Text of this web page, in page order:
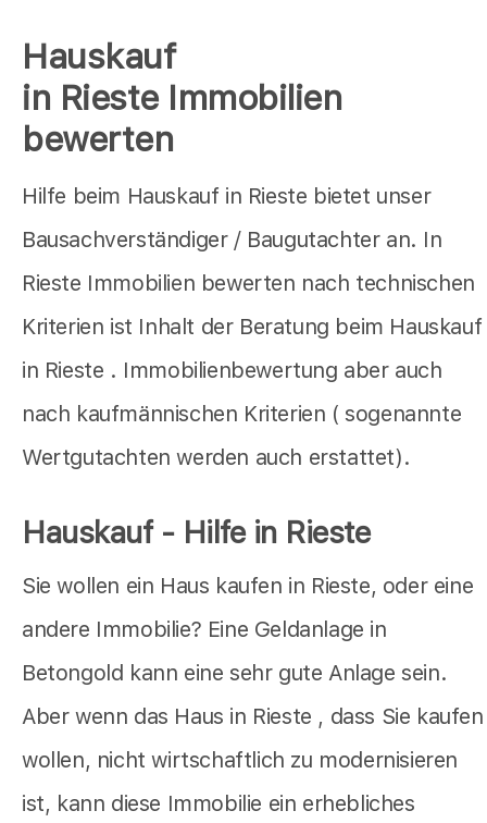
Hauskauf
in Rieste Immobilien
bewerten
Hilfe beim Hauskauf in Rieste bietet unser
Bausachverständiger / Baugutachter an. In
Rieste Immobilien bewerten nach technischen
Kriterien ist Inhalt der Beratung beim Hauskauf
in Rieste . Immobilienbewertung aber auch
nach kaufmännischen Kriterien ( sogenannte
Wertgutachten werden auch erstattet).
Hauskauf - Hilfe in Rieste
Sie wollen ein Haus kaufen in Rieste, oder eine
andere Immobilie? Eine Geldanlage in
Betongold kann eine sehr gute Anlage sein.
Aber wenn das Haus in Rieste , dass Sie kaufen
wollen, nicht wirtschaftlich zu modernisieren
ist, kann diese Immobilie ein erhebliches